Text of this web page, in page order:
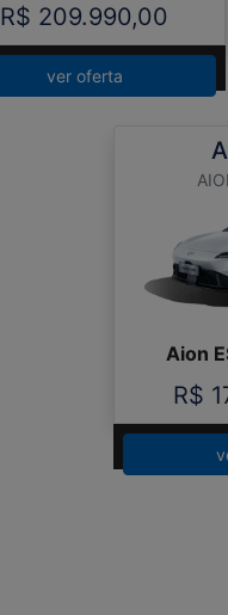
R$ 209.990,00
ver oferta
Aion
R$